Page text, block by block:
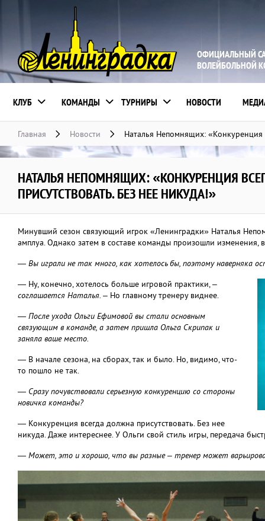
ОФИЦИАЛЬНЫЙ
ВОЛЕЙБОЛЬНОЙ
КЛУБ КОМАНДЫ ТУРНИРЫ НОВОСТИ
Главная Новости Наталья Непомнящих: «Конкуренция
НАТАЛЬЯ НЕПОМНЯЩИХ: «КОНКУРЕНЦИЯ
ПРИСУТСТВОВАТЬ. БЕЗ НЕЕ НИКУДА!»
Минувший сезон связующий игрок «Ленинградки» Наталья
амплуа. Однако затем в составе команды произошли
— Вы играли не так много, как хотелось бы, поэтому наверняка
— Ну, конечно, хотелось больше игровой практики, –
соглашается Наталья. – Но главному тренеру виднее.
— После ухода Ольги Ефимовой вы стали основным
связующим в команде, а затем пришла Ольга Скрипак и
заняла ваше место.
— В начале сезона, на сборах, так и было. Но, видимо, что-
то пошло не так.
— Сразу почувствовали серьезную конкуренцию со стороны
новичка команды?
— Конкуренция всегда должна присутствовать. Без нее
никуда. Даже интереснее. У Ольги свой стиль игры, передача
— Может, это и хорошо, что вы разные – тренер может